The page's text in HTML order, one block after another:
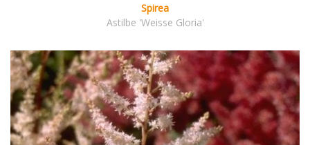
Spirea
Astilbe 'Weisse Gloria'